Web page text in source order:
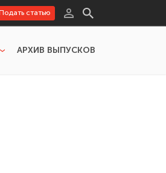
статью
АРХИВ ВЫПУСКОВ